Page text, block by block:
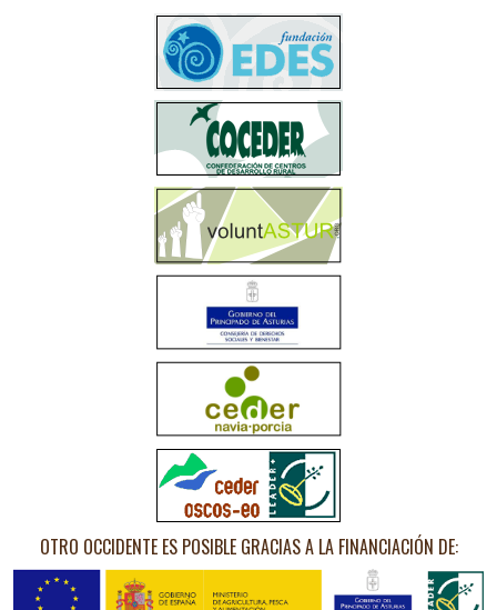
OTRO OCCIDENTE ES POSIBLE GRACIAS A LA FINANCIACIÓN DE: